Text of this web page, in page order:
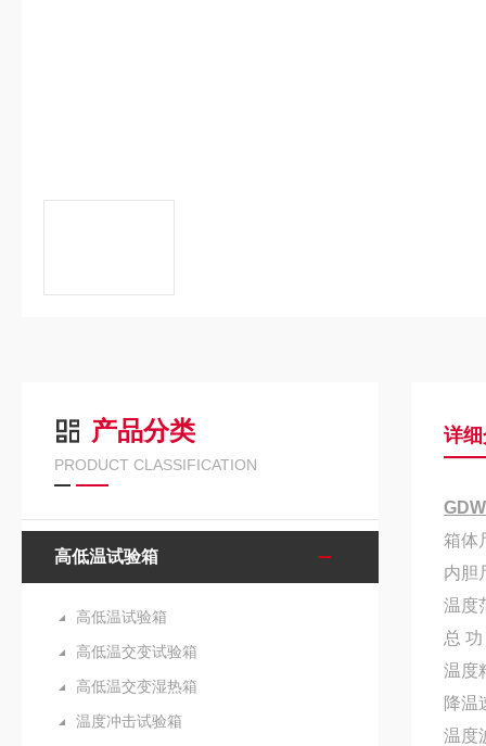
产品分类
PRODUCT CLASSIFICATION
高低温试验箱
高低温试验箱
高低温交变试验箱
高低温交变湿热箱
温度冲击试验箱
详
箱体
内胆
温度
总
温度
降温
温度